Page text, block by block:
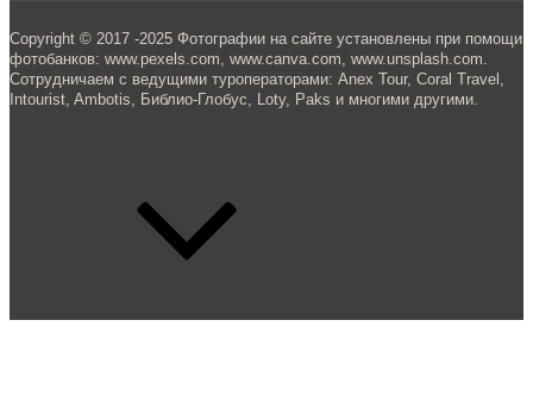
Copyright © 2017 -2025 Фотографии на сайте установлены при помощи
фотобанков: www.pexels.com, www.canva.com, www.unsplash.com.
Сотрудничаем с ведущими туроператорами: Anex Tour, Coral Travel,
Intourist, Ambotis, Библио-Глобус, Loty, Paks и многими другими.